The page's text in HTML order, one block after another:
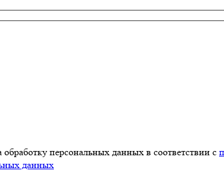
персональных данных в соответствии с
данных